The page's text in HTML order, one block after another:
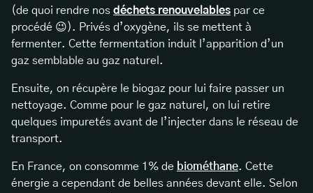
(de quoi rendre nos déchets renouvelables par ce
procédé 😉). Privés d’oxygène, ils se mettent à
fermenter. Cette fermentation induit l’apparition d’un
gaz semblable au gaz naturel.
Ensuite, on récupère le biogaz pour lui faire passer un
nettoyage. Comme pour le gaz naturel, on lui retire
quelques impuretés avant de l’injecter dans le réseau de
transport.
En France, on consomme 1% de biométhane. Cette
énergie a cependant de belles années devant elle. Selon